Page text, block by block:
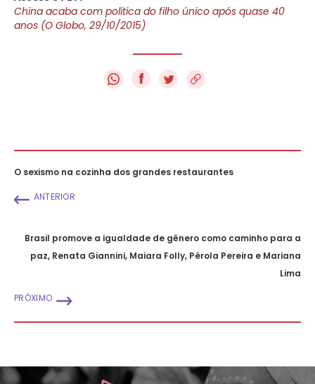
China acaba com política do filho único após quase 40
anos (O Globo, 29/10/2015)
f
O sexismo na cozinha dos grandes restaurantes
ANTERIOR
Brasil promove a igualdade de gênero como caminho para a
paz, Renata Giannini, Maiara Folly, Pérola Pereira e Mariana
Lima
PRÓXIMO